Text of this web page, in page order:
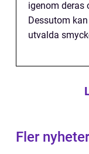
igenom deras
Dessutom
utvalda
Fler nyheter